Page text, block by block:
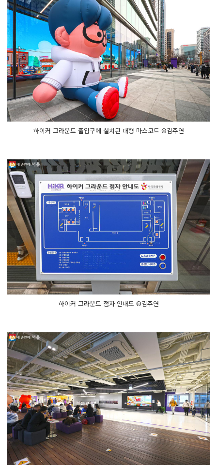
하이커 그라운드 출입구에 설치된 대형 마스코트 ©김주연
하이커 그라운드 점자 안내도 ©김주연